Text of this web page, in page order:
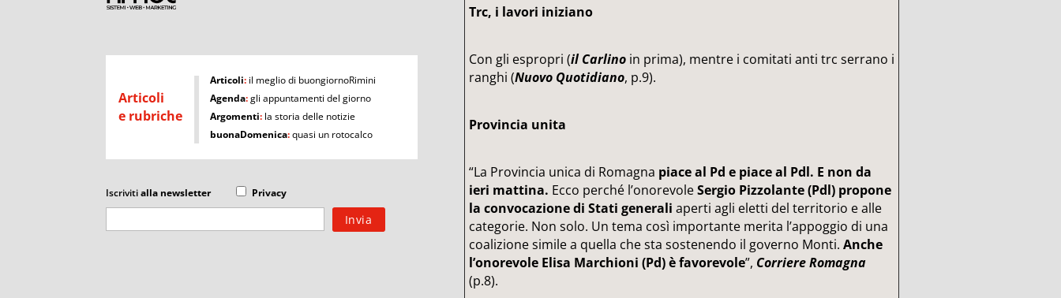
Articoli
e rubriche
I Articoli: il meglio di buongiornoRimini
Agenda:gli appuntamenti del giorno
Argomenti: la storia delle notizie
buonaDomenica:quasi un rotocalco
Iscrivitialla newsletter Privacy
Trc, i lavori iniziano
Con gli espropri (il Carlino in prima), mentre i comitati anti trc serrano i
ranghi (Nuovo Quotidiano, p.9).
Provincia unita
“La Provincia unica di Romagna piace al Pd e piace al Pdl. E non da
ieri mattina. Ecco perché l’onorevoleSergio Pizzolante (Pdl) propone
la convocazione di Stati generali aperti agli eletti del territorio e alle
categorie. Non solo. Un tema così importante merita l’appoggio di una
coalizione simile a quella che sta sostenendo il governo Monti.Anche
l’onorevole Elisa Marchioni (Pd) è favorevole”, Corriere Romagna
(p.8).